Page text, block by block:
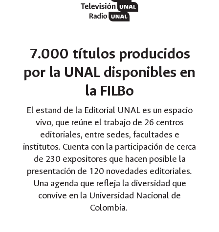
7.000 títulos producidos
por la UNAL disponibles en
la FILBo
El estand de la Editorial UNAL es un espacio
vivo, que reúne el trabajo de 26 centros
editoriales, entre sedes, facultades e
institutos. Cuenta con la participación de cerca
de 230 expositores que hacen posible la
presentación de 120 novedades editoriales.
Una agenda que refleja la diversidad que
convive en la Universidad Nacional de
Colombia.